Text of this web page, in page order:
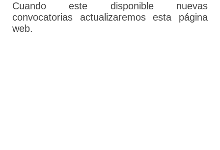
Cuando este disponible nuevas
convocatorias actualizaremos esta página
web.